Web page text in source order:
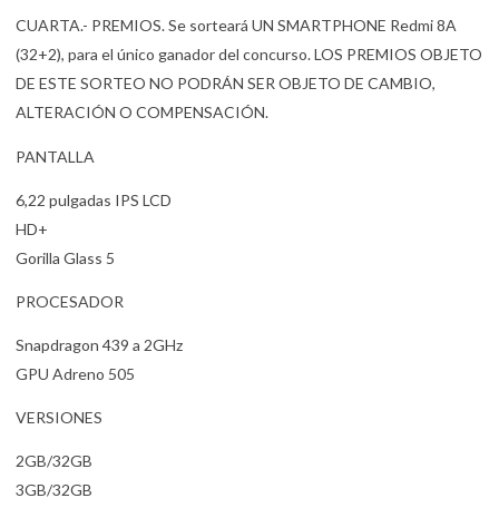
CUARTA.- PREMIOS. Se sorteará UN SMARTPHONE Redmi 8A
(32+2), para el único ganador del concurso. LOS PREMIOS OBJETO
DE ESTE SORTEO NO PODRÁN SER OBJETO DE CAMBIO,
ALTERACIÓN O COMPENSACIÓN.
PANTALLA
6,22 pulgadas IPS LCD
HD+
Gorilla Glass 5
PROCESADOR
Snapdragon 439 a 2GHz
GPU Adreno 505
VERSIONES
2GB/32GB
3GB/32GB